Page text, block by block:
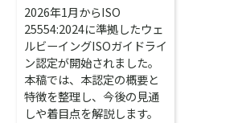
2026年1月からISO
25554:2024に準拠したウェ
ルビーイングISOガイドライ
ン認定が開始されました。
本稿では、本認定の概要と
特徴を整理し、今後の見通
しや着目点を解説します。